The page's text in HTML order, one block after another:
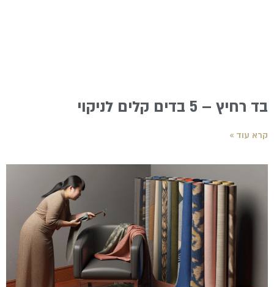
בד רחיץ – 5 בדים קלים לניקוי
קרא עוד »